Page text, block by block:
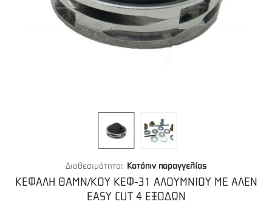
Διαθεσιμότητα: Κατόπιν παραγγελίας
ΚΕΦΑΛΗ ΘΑΜΝ/ΚΟΥ ΚΕΦ-31 ΑΛΟΥΜΝΙΟΥ ΜΕ ΑΛΕΝ
EASY CUT 4 ΕΞΟΔΩΝ